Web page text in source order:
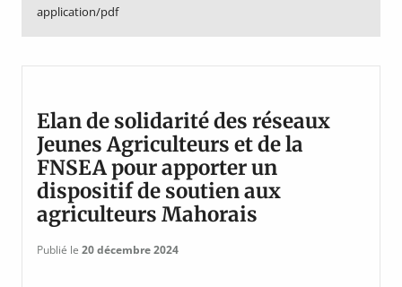
application/pdf
Elan de solidarité des réseaux
Jeunes Agriculteurs et de la
FNSEA pour apporter un
dispositif de soutien aux
agriculteurs Mahorais
Publié le 20 décembre 2024